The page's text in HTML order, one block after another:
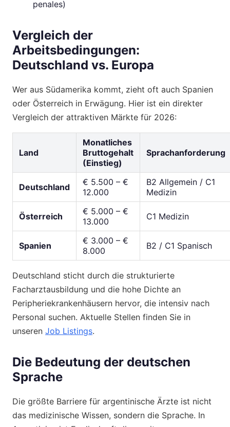
penales)
Vergleich der
Arbeitsbedingungen:
Deutschland vs. Europa
Wer aus Südamerika kommt, zieht oft auch Spanien
oder Österreich in Erwägung. Hier ist ein direkter
Vergleich der attraktiven Märkte für 2026:
Land
Monatliches
Bruttogehalt
(Einstieg)
Sprachanforderung
Deutschland
€ 5.500 – €
12.000
B2 Allgemein / C1
Medizin
Österreich
€ 5.000 – €
13.000
C1 Medizin
Spanien
€ 3.000 – €
8.000
B2 / C1 Spanisch
Deutschland sticht durch die strukturierte
Facharztausbildung und die hohe Dichte an
Peripheriekrankenhäusern hervor, die intensiv nach
Personal suchen. Aktuelle Stellen finden Sie in
unseren Job Listings.
Die Bedeutung der deutschen
Sprache
Die größte Barriere für argentinische Ärzte ist nicht
das medizinische Wissen, sondern die Sprache. In